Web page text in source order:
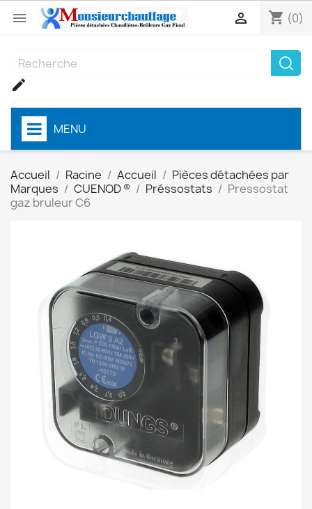
 shopping_cart (0)


MENU
Accueil Racine Accueil
Pièces détachées par
Marques
CUENOD ® Préssostats
Pressostat
gaz bruleur C6